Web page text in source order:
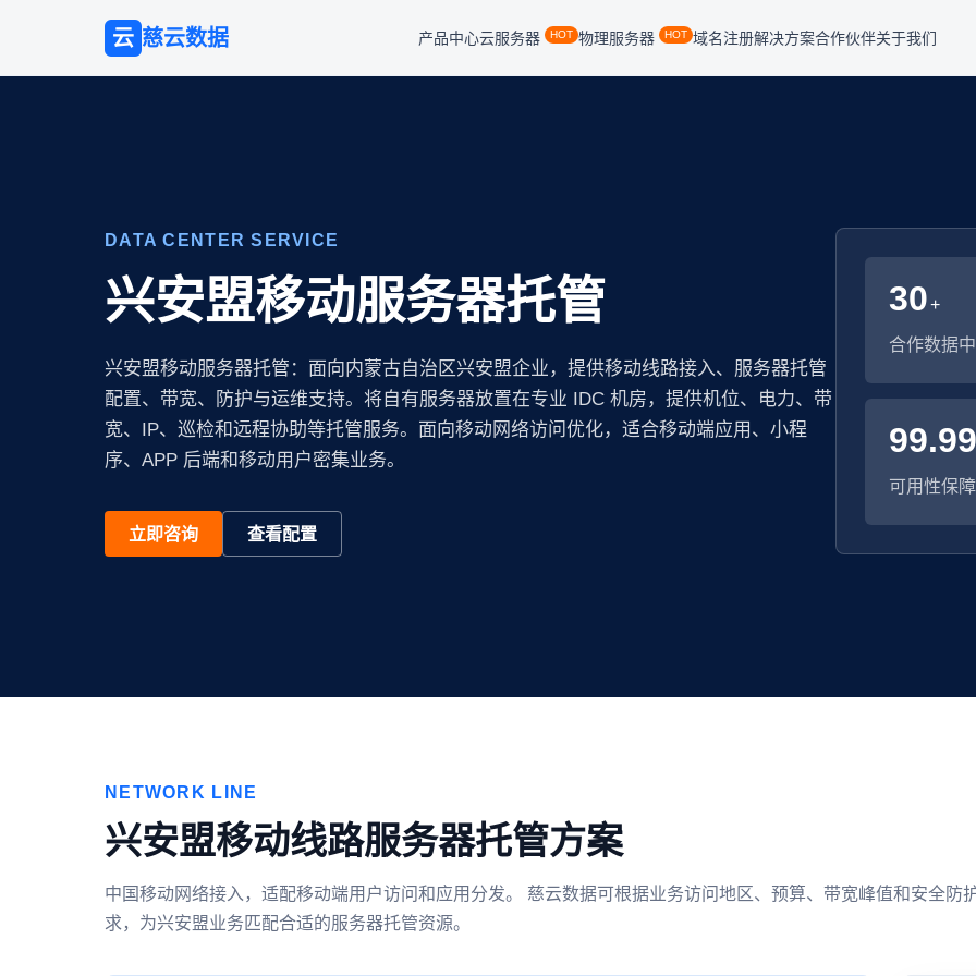
云 慈云数据 产品中心云服务器 HOT 物理服务器 HOT 域名注册解决方案合作伙伴关于我们
DATA CENTER SERVICE
兴安盟移动服务器托管
兴安盟移动服务器托管：面向内蒙古自治区兴安盟企业，提供移动线路接入、服务器托管
配置、带宽、防护与运维支持。将自有服务器放置在专业 IDC 机房，提供机位、电力、带
宽、IP、巡检和远程协助等托管服务。面向移动网络访问优化，适合移动端应用、小程
序、APP 后端和移动用户密集业务。
立即咨询 查看配置
30+
合作数据
99.99
可用性保障
NETWORK LINE
兴安盟移动线路服务器托管方案
中国移动网络接入，适配移动端用户访问和应用分发。 慈云数据可根据业务访问地区、预算、带宽峰值和安全防
求，为兴安盟业务匹配合适的服务器托管资源。